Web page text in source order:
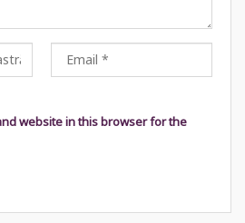
website in this browser for the